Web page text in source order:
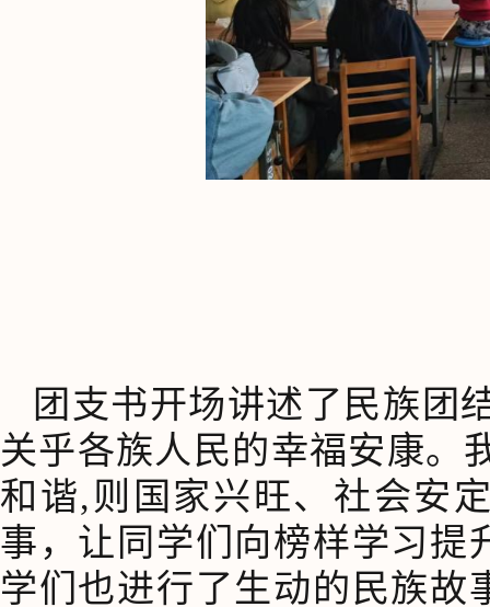
团支书开场讲述了民族团
关乎各族人民的幸福安康。
和谐,则国家兴旺、社会安
事，让同学们向榜样学习提
学们也进行了生动的民族故